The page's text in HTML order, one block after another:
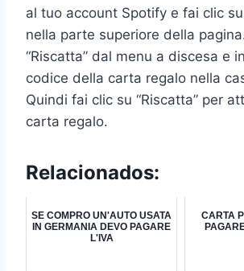
al tuo account Spotify e fai clic su
nella parte superiore della
“Riscatta” dal menu a discesa e
codice della carta regalo nella
Quindi fai clic su “Riscatta” per
carta regalo.
Relacionados:
SE COMPRO UN'AUTO USATA
IN GERMANIA DEVO PAGARE
L'IVA
CARTA